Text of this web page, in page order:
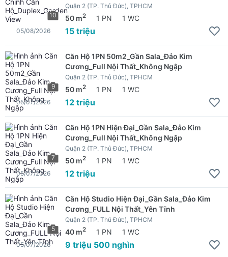
10
Quận 2 (TP. Thủ Đức), TPHCM
50 m2 1 PN 1 WC
15 triệu
05/08/2026
9
Căn Hộ 1PN 50m2_Gần Sala_Đảo Kim
Cương_Full Nội Thất_Không Ngập
Quận 2 (TP. Thủ Đức), TPHCM
50 m2 1 PN 1 WC
12 triệu
05/07/2026
7
Căn Hộ 1PN Hiện Đại_Gần Sala_Đảo Kim
Cương_Full Nội Thất_Không Ngập
Quận 2 (TP. Thủ Đức), TPHCM
50 m2 1 PN 1 WC
12 triệu
05/07/2026
5
Căn Hộ Studio Hiện Đại_Gần Sala_Đảo Kim
Cương_FULL Nội Thất_Yên Tĩnh
Quận 2 (TP. Thủ Đức), TPHCM
40 m2 1 PN 1 WC
9 triệu 500 nghìn
05/07/2026